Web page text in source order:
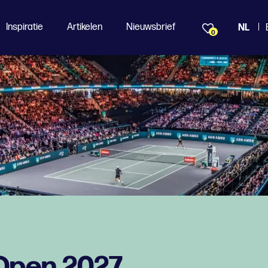
Inspiratie Artikelen Nieuwsbrief 0 NL